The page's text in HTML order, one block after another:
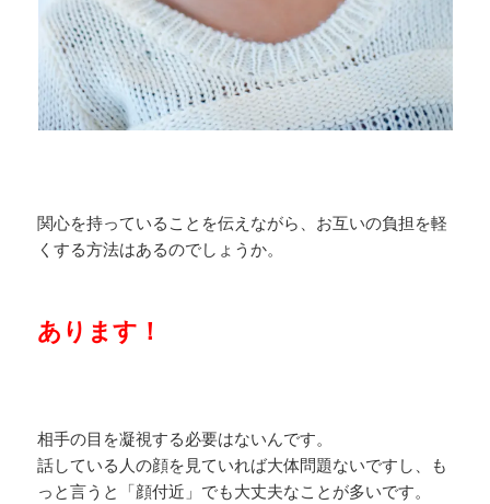
関心を持っていることを伝えながら、お互いの負担を軽
くする方法はあるのでしょうか。
あります！
相手の目を凝視する必要はないんです。
話している人の顔を見ていれば大体問題ないですし、も
っと言うと「顔付近」でも大丈夫なことが多いです。